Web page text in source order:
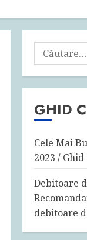
Caută
după:
GHID
Cele Mai
2023 /
Debitoare
debitoare